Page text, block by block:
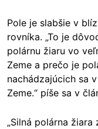
Pole je slabšie v
rovníka. „To je
polárnu žiaru vo
Zeme a prečo je
nachádzajúcich sa
Zeme.“ píše sa v
„Silná polárna